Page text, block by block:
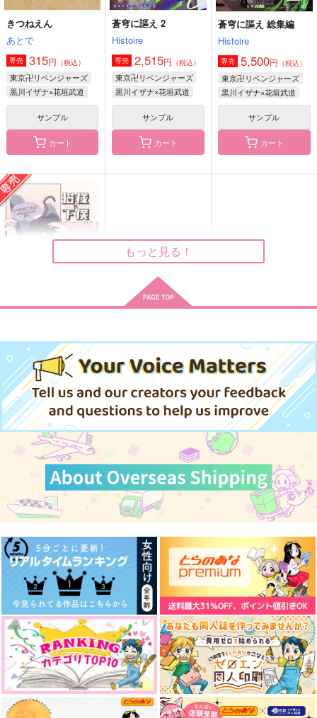
きつねえん
あとで
専売 315円 （税込）
東京卍リベンジャーズ
黒川イザナ×花垣武道
サンプル
カート
蒼穹に謳え 2
Histoire
専売 2,515円 （税込）
東京卍リベンジャーズ
黒川イザナ×花垣武道
サンプル
カート
蒼穹に謳え 総集編
Histoire
専売 5,500円 （税込）
東京卍リベンジャーズ
黒川イザナ×花垣武道
サンプル
カート
銀木犀
専売 1,572 円（税込）
東京卍リベンジャーズ
佐野万次郎+黒川イザナ×花垣武道
サンプル
カート
もっと見る！